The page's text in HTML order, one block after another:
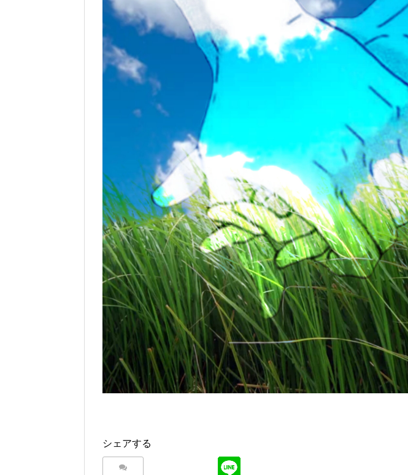
シェアする